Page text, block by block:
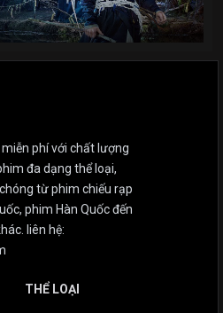
phí với chất lượng
đa dạng thể loại,
từ phim chiếu rạp
phim Hàn Quốc đến
liên hệ:
THỂ LOẠI